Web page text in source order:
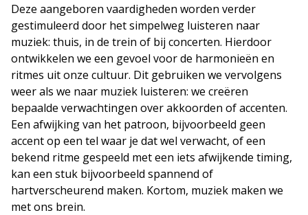
Deze aangeboren vaardigheden worden verder
gestimuleerd door het simpelweg luisteren naar
muziek: thuis, in de trein of bij concerten. Hierdoor
ontwikkelen we een gevoel voor de harmonieën en
ritmes uit onze cultuur. Dit gebruiken we vervolgens
weer als we naar muziek luisteren: we creëren
bepaalde verwachtingen over akkoorden of accenten.
Een afwijking van het patroon, bijvoorbeeld geen
accent op een tel waar je dat wel verwacht, of een
bekend ritme gespeeld met een iets afwijkende timing,
kan een stuk bijvoorbeeld spannend of
hartverscheurend maken. Kortom, muziek maken we
met ons brein.